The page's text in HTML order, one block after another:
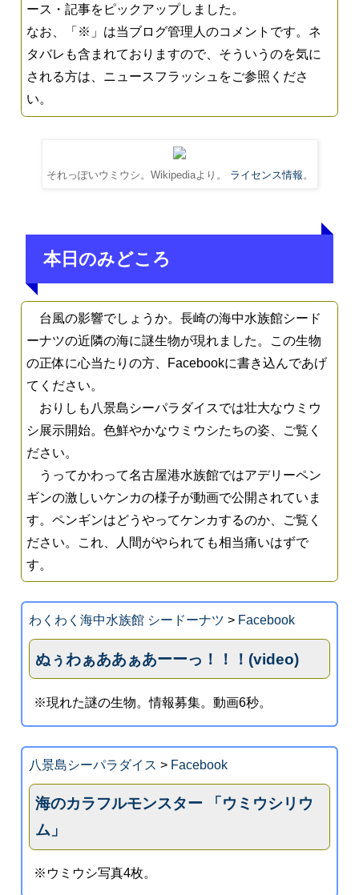
ース・記事をピックアップしました。
なお、「※」は当ブログ管理人のコメントです。ネ
タバレも含まれておりますので、そういうのを気に
される方は、ニュースフラッシュをご参照くださ
い。
それっぽいウミウシ。Wikipediaより。 ライセンス情報 。
本日のみどころ
台風の影響でしょうか。長崎の海中水族館シード
ーナツの近隣の海に謎生物が現れました。この生物
の正体に心当たりの方、Facebookに書き込んであげ
てください。
おりしも八景島シーパラダイスでは壮大なウミウ
シ展示開始。色鮮やかなウミウシたちの姿、ご覧く
ださい。
うってかわって名古屋港水族館ではアデリーペン
ギンの激しいケンカの様子が動画で公開されていま
す。ペンギンはどうやってケンカするのか、ご覧く
ださい。これ、人間がやられても相当痛いはずで
す。
わくわく海中水族館 シードーナツ > Facebook
ぬぅわぁああぁあーーっ！！！(video)
※現れた謎の生物。情報募集。動画6秒。
八景島シーパラダイス > Facebook
海のカラフルモンスター 「ウミウシリウ
ム」
※ウミウシ写真4枚。